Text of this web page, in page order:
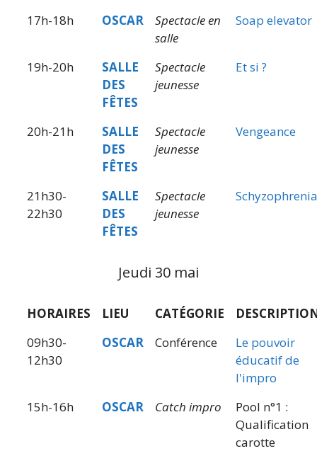
17h-18h
OSCAR
Spectacle en
salle
Soap elevator
19h-20h
SALLE
DES
FÊTES
Spectacle
jeunesse
Et si ?
20h-21h
SALLE
DES
FÊTES
Spectacle
jeunesse
Vengeance
21h30-
22h30
SALLE
DES
FÊTES
Spectacle
jeunesse
Schyzophrenia
Jeudi 30 mai
HORAIRES LIEU CATÉGORIE
09h30-
12h30
OSCAR Conférence
Le pouvoir
éducatif de
l'impro
15h-16h
OSCAR Catch impro
Pool n°1 :
Qualification
carotte